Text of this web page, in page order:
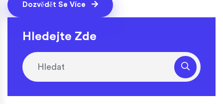
Dozvědět Se Více
Hledejte Zde